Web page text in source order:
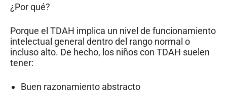
¿Por qué?
Porque el TDAH implica un nivel de funcionamiento
intelectual general dentro del rango normal o
incluso alto. De hecho, los niños con TDAH suelen
tener:
Buen razonamiento abstracto